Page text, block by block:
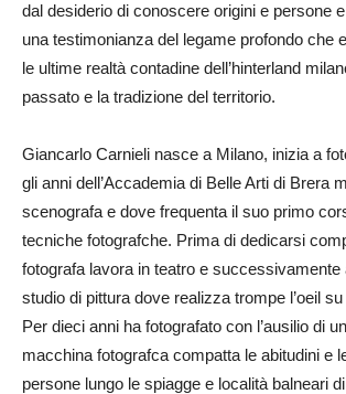
dal desiderio di conoscere origini e persone
una testimonianza del legame profondo che
le ultime realtà contadine dell’hinterland
passato e la tradizione del territorio.
Giancarlo Carnieli nasce a Milano, inizia a
gli anni dell’Accademia di Belle Arti di Brera
scenografa e dove frequenta il suo primo
tecniche fotografche. Prima di dedicarsi
fotografa lavora in teatro e successivamente
studio di pittura dove realizza trompe l’oeil
Per dieci anni ha fotografato con l’ausilio di
macchina fotografca compatta le abitudini e
persone lungo le spiagge e località balneari